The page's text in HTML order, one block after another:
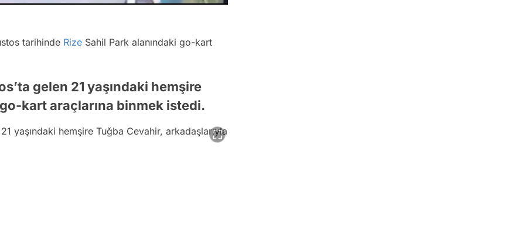
tarihinde Rize Sahil Park alanındaki go-kart
gelen 21 yaşındaki hemşire
kart araçlarına binmek istedi.